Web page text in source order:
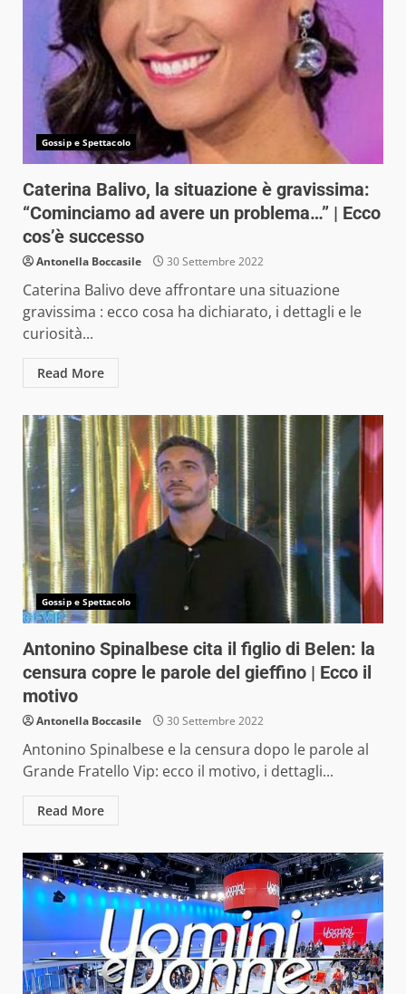
Gossip e Spettacolo
Caterina Balivo, la situazione è gravissima:
“Cominciamo ad avere un problema…” | Ecco
cos’è successo
Antonella Boccasile 30 Settembre 2022
Caterina Balivo deve affrontare una situazione
gravissima : ecco cosa ha dichiarato, i dettagli e le
curiosità...
Read More
Gossip e Spettacolo
Antonino Spinalbese cita il figlio di Belen: la
censura copre le parole del gieffino | Ecco il
motivo
Antonella Boccasile 30 Settembre 2022
Antonino Spinalbese e la censura dopo le parole al
Grande Fratello Vip: ecco il motivo, i dettagli...
Read More